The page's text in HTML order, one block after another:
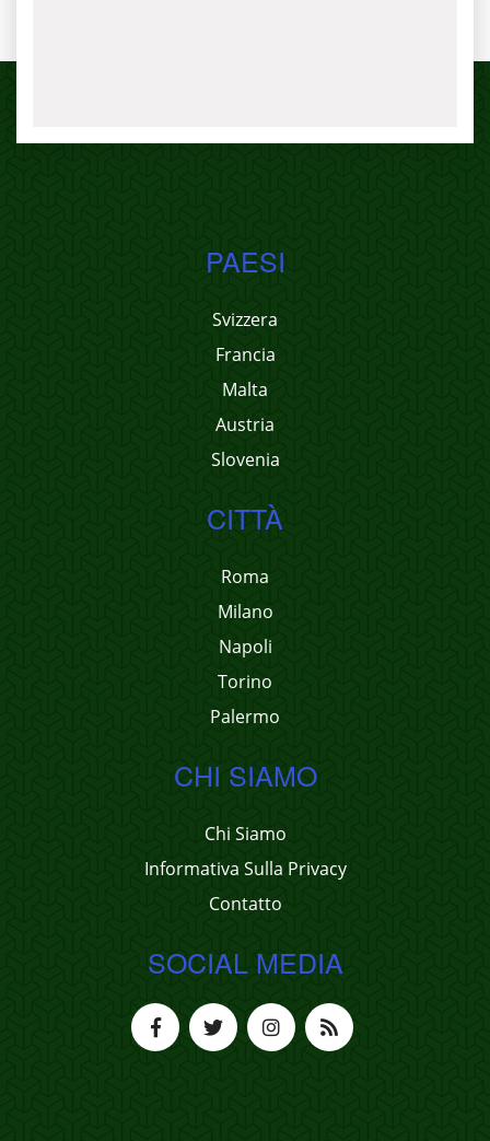
PAESI
Svizzera
Francia
Malta
Austria
Slovenia
CITTÀ
Roma
Milano
Napoli
Torino
Palermo
CHI SIAMO
Chi Siamo
Informativa Sulla Privacy
Contatto
SOCIAL MEDIA